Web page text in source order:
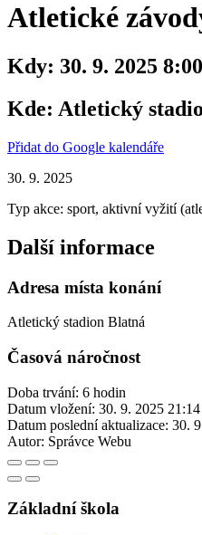
Atletické
Kdy: 30. 9. 2025
Kde: Atletický
Přidat do Google kalendáře
30. 9. 2025
Typ akce: sport, aktivní vyžití
Další informace
Adresa místa konání
Atletický stadion Blatná
Časová náročnost
Doba trvání: 6 hodin
Datum vložení: 30. 9. 2025 21:14
Datum poslední aktualizace: 30.
Autor: Správce Webu
Základní škola